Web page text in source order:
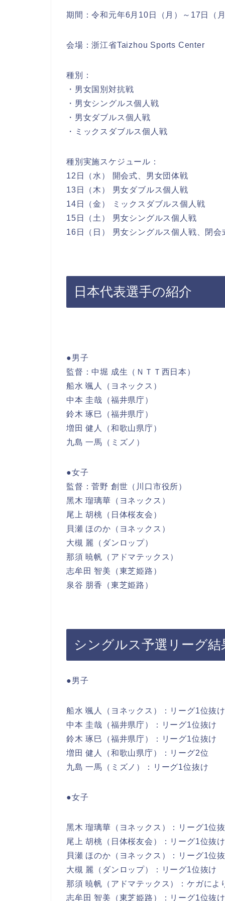
期間：令和元年6月10日（月）～17日（
会場：浙江省Taizhou Sports Center
種別：
・男女国別対抗戦
・男女シングルス個人戦
・男女ダブルス個人戦
・ミックスダブルス個人戦
種別実施スケジュール：
12日（水） 開会式、男女団体戦
13日（木） 男女ダブルス個人戦
14日（金） ミックスダブルス個人戦
15日（土） 男女シングルス個人戦
16日（日） 男女シングルス個人戦、閉会
日本代表選手の紹介
●男子
監督：中堀 成生（ＮＴＴ西日本）
船水 颯人（ヨネックス）
中本 圭哉（福井県庁）
鈴木 琢巳（福井県庁）
増田 健人（和歌山県庁）
九島 一馬（ミズノ）
●女子
監督：菅野 創世（川口市役所）
黑木 瑠璃華（ヨネックス）
尾上 胡桃（日体桜友会）
貝瀬 ほのか（ヨネックス）
大槻 麗（ダンロップ）
那須 暁帆（アドマテックス）
志牟田 智美（東芝姫路）
泉谷 朋香（東芝姫路）
シングルス予選リーグ結
●男子
船水 颯人（ヨネックス）：リーグ1位抜け
中本 圭哉（福井県庁）：リーグ1位抜け
鈴木 琢巳（福井県庁）：リーグ1位抜け
増田 健人（和歌山県庁）：リーグ2位
九島 一馬（ミズノ）：リーグ1位抜け
●女子
黑木 瑠璃華（ヨネックス）：リーグ1位
尾上 胡桃（日体桜友会）：リーグ1位抜け
貝瀬 ほのか（ヨネックス）：リーグ1位
大槻 麗（ダンロップ）：リーグ1位抜け
那須 暁帆（アドマテックス）：ケガによ
志牟田 智美（東芝姫路）：リーグ1位抜け